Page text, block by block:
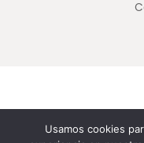
Usamos cookies